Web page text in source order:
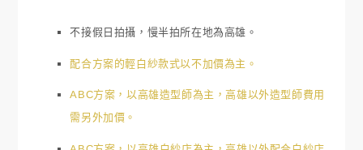
不接假日拍攝，慢半拍所在地為高雄。
配合方案的輕白紗款式以不加價為主。
ABC方案，以高雄造型師為主，高雄以外造型師費用
需另外加價。